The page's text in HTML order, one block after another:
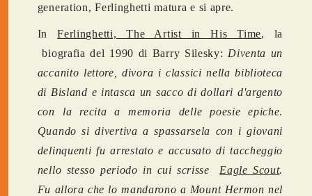
generation, Ferlinghetti matura e si apre.
InFerlinghetti, The Artist in His Time, la
biografia del 1990 di Barry Silesky: Diventa un
accanito lettore, divora i classici nella biblioteca
di Bisland e intasca un sacco di dollari d'argento
con la recita a memoria delle poesie epiche.
Quando si divertiva a spassarsela con i giovani
delinquenti fu arrestato e accusato di taccheggio
nello stesso periodo in cui scrisse Eagle Scout.
Fu allora che lo mandarono a Mount Hermon nel